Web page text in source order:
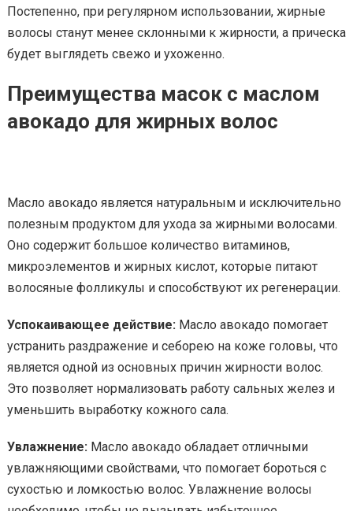
Постепенно, при регулярном использовании, жирные
волосы станут менее склонными к жирности, а прическа
будет выглядеть свежо и ухоженно.
Преимущества масок с маслом
авокадо для жирных волос
Масло авокадо является натуральным и исключительно
полезным продуктом для ухода за жирными волосами.
Оно содержит большое количество витаминов,
микроэлементов и жирных кислот, которые питают
волосяные фолликулы и способствуют их регенерации.
Успокаивающее действие:Масло авокадо помогает
устранить раздражение и себорею на коже головы, что
является одной из основных причин жирности волос.
Это позволяет нормализовать работу сальных желез и
уменьшить выработку кожного сала.
Увлажнение:Масло авокадо обладает отличными
увлажняющими свойствами, что помогает бороться с
сухостью и ломкостью волос. Увлажнение волосы